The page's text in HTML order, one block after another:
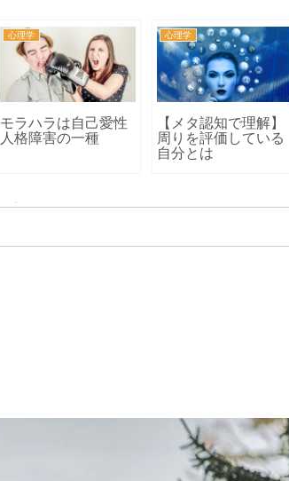
心理学
行動するときの動機
はどこにありますか
心理学
人目が気になること
の根本的な要因